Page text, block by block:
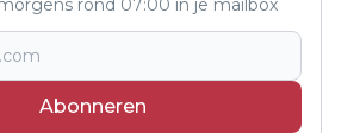
rond 07:00 in je mailbox
Abonneren